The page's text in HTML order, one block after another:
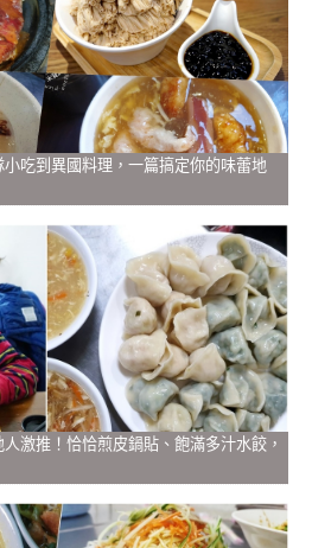
吃到異國料理，一篇搞定你的味蕾地
激推！恰恰煎皮鍋貼、飽滿多汁水餃，